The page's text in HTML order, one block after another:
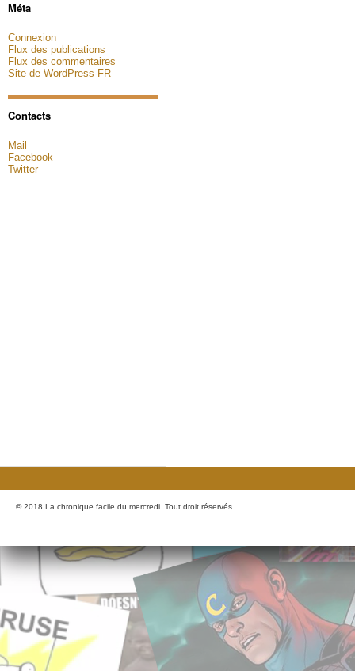
Méta
Connexion
Flux des publications
Flux des commentaires
Site de WordPress-FR
Contacts
Mail
Facebook
Twitter
© 2018 La chronique facile du mercredi. Tout droit réservés.